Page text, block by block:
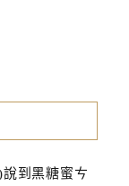
到黑糖蜜ㄘ